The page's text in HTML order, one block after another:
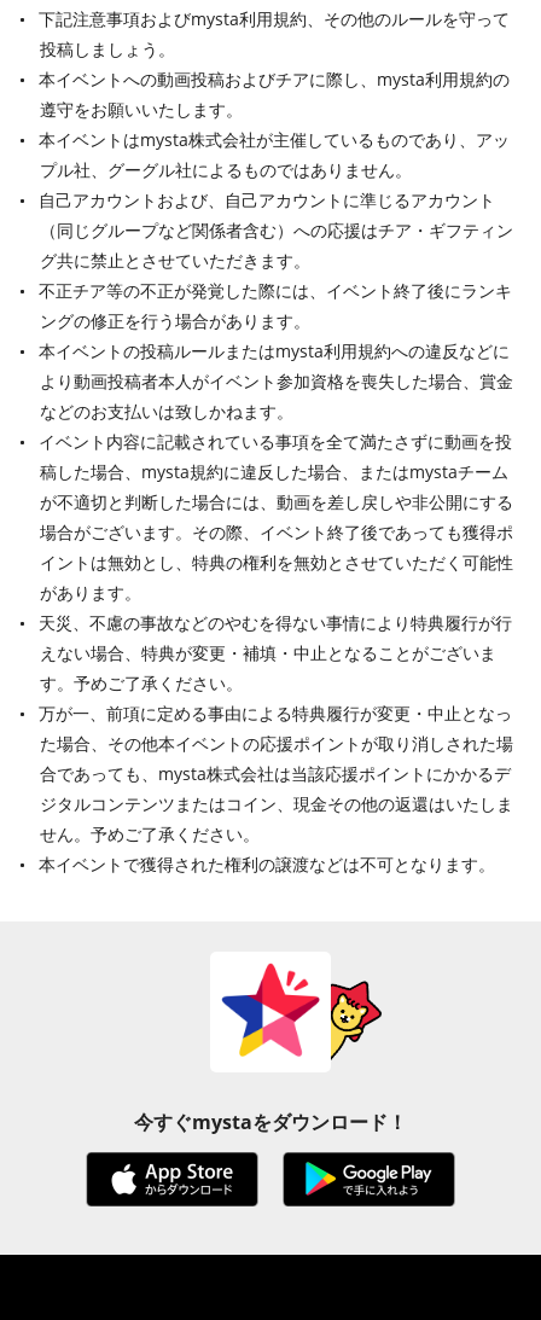
下記注意事項およびmysta利用規約、その他のルールを守って
投稿しましょう。
本イベントへの動画投稿およびチアに際し、mysta利用規約の
遵守をお願いいたします。
本イベントはmysta株式会社が主催しているものであり、アッ
プル社、グーグル社によるものではありません。
自己アカウントおよび、自己アカウントに準じるアカウント
（同じグループなど関係者含む）への応援はチア・ギフティン
グ共に禁止とさせていただきます。
不正チア等の不正が発覚した際には、イベント終了後にランキ
ングの修正を行う場合があります。
本イベントの投稿ルールまたはmysta利用規約への違反などに
より動画投稿者本人がイベント参加資格を喪失した場合、賞金
などのお支払いは致しかねます。
イベント内容に記載されている事項を全て満たさずに動画を投
稿した場合、mysta規約に違反した場合、またはmystaチーム
が不適切と判断した場合には、動画を差し戻しや非公開にする
場合がございます。その際、イベント終了後であっても獲得ポ
イントは無効とし、特典の権利を無効とさせていただく可能性
があります。
天災、不慮の事故などのやむを得ない事情により特典履行が行
えない場合、特典が変更・補填・中止となることがございま
す。予めご了承ください。
万が一、前項に定める事由による特典履行が変更・中止となっ
た場合、その他本イベントの応援ポイントが取り消しされた場
合であっても、mysta株式会社は当該応援ポイントにかかるデ
ジタルコンテンツまたはコイン、現金その他の返還はいたしま
せん。予めご了承ください。
本イベントで獲得された権利の譲渡などは不可となります。
今すぐmystaをダウンロード！